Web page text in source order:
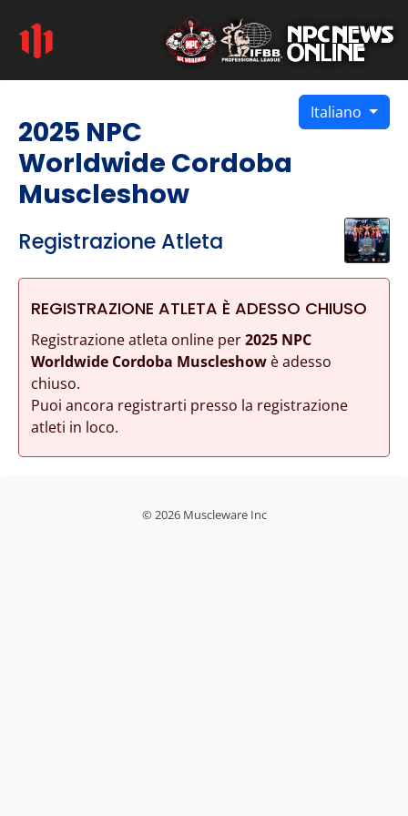
Italiano
2025 NPC
Worldwide Cordoba
Muscleshow
Registrazione Atleta
REGISTRAZIONE ATLETA È ADESSO CHIUSO
Registrazione atleta online per2025 NPC
Worldwide Cordoba Muscleshowè adesso
chiuso.
Puoi ancora registrarti presso la registrazione
atleti in loco.
© 2026 Muscleware Inc